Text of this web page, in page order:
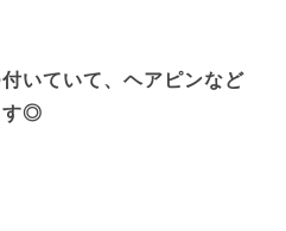
いていて、ヘアピンなど
す◎